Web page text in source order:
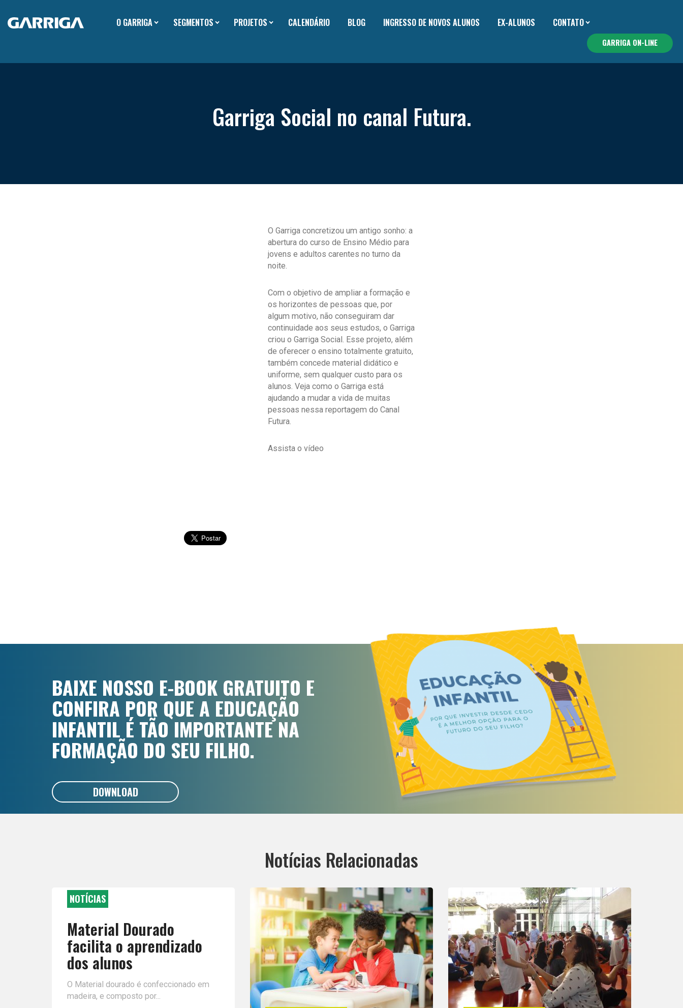
O GARRIGA SEGMENTOS PROJETOS CALENDÁRIO BLOG INGRESSO DE NOVOS ALUNOS EX-ALUNOS CONTATO
GARRIGA ON-LINE
Garriga Social no canal Futura.
O Garriga concretizou um antigo sonho: a
abertura do curso de Ensino Médio para
jovens e adultos carentes no turno da
noite.
Com o objetivo de ampliar a formação e
os horizontes de pessoas que, por
algum motivo, não conseguiram dar
continuidade aos seus estudos, o Garriga
criou o Garriga Social. Esse projeto, além
de oferecer o ensino totalmente gratuito,
também concede material didático e
uniforme, sem qualquer custo para os
alunos. Veja como o Garriga está
ajudando a mudar a vida de muitas
pessoas nessa reportagem do Canal
Futura.
Assista o vídeo
BAIXE NOSSO E-BOOK GRATUITO E
CONFIRA POR QUE A EDUCAÇÃO
INFANTIL É TÃO IMPORTANTE NA
FORMAÇÃO DO SEU FILHO.
DOWNLOAD
Notícias Relacionadas
NOTÍCIAS
Material Dourado
facilita o aprendizado
dos alunos
O Material dourado é confeccionado em
madeira, e composto por...